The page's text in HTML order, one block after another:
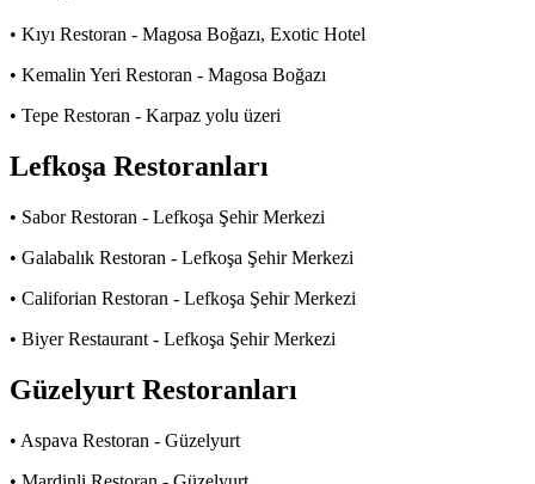
• Kıyı Restoran - Magosa Boğazı, Exotic Hotel
• Kemalin Yeri Restoran - Magosa Boğazı
• Tepe Restoran - Karpaz yolu üzeri
Lefkoşa Restoranları
• Sabor Restoran - Lefkoşa Şehir Merkezi
• Galabalık Restoran - Lefkoşa Şehir Merkezi
• Califorian Restoran - Lefkoşa Şehir Merkezi
• Biyer Restaurant - Lefkoşa Şehir Merkezi
Güzelyurt Restoranları
• Aspava Restoran - Güzelyurt